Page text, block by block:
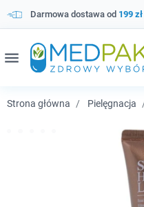
Darmowa dostawa od 199 zł
menu
Strona główna Pielęgnacja